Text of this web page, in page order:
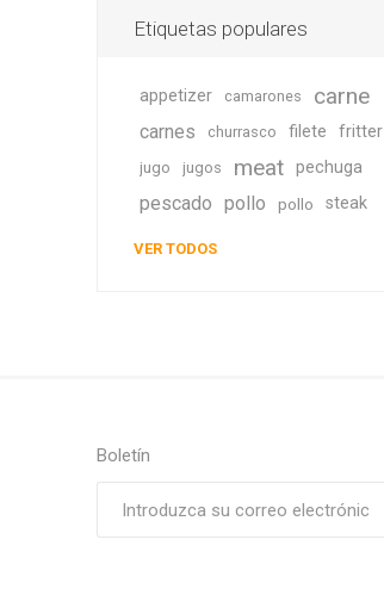
Etiquetas populares
appetizer camarones carne
carnes churrasco filete fritter
jugo jugos meat pechuga
pescado pollo pollo steak
VER TODOS
Boletín